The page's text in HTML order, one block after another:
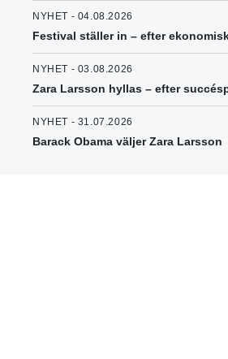
NYHET - 04.08.2026
Festival ställer in – efter
NYHET - 03.08.2026
Zara Larsson hyllas – efter
NYHET - 31.07.2026
Barack Obama väljer Zara Larsson